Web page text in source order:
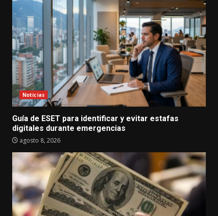
Noticias
Guía de ESET para identificar y evitar estafas
digitales durante emergencias
agosto 8, 2026